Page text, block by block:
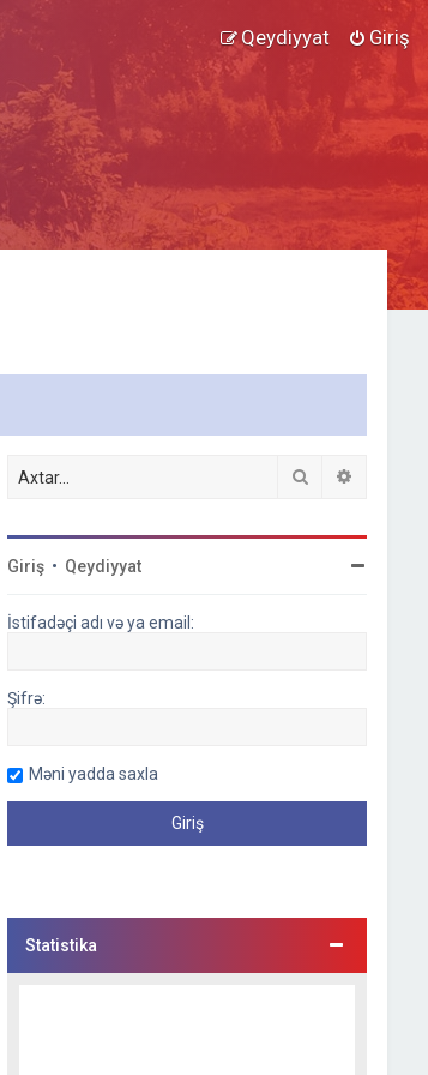
Giriş
Qeydiyyat
Axtar
Giriş • Qeydiyyat
İstifadəçi adı və ya email:
Şifrə:
Məni yadda saxla
Statistika